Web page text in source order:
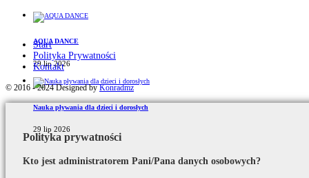
AQUA DANCE
29 lip 2026
Nauka pływania dla dzieci i dorosłych
29 lip 2026
Start
Polityka Prywatności
Kontakt
© 2016 - 2024 Designed byKonradmz
Polityka prywatności
Kto jest administratorem Pani/Pana danych osobowych?